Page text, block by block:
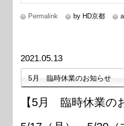
Permalink by HD京都
2021.05.13
5月 臨時休業のお知らせ
【5月 臨時休業の